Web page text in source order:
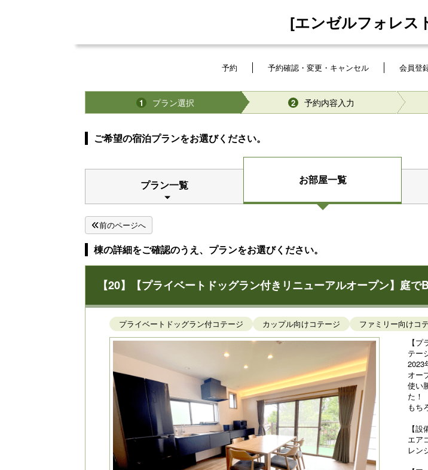
[エンゼルフォレス
予約 予約確認・変更・キャンセル 会員登
1 プラン選択 2 予約内容入力
ご希望の宿泊プランをお選びください。
プラン一覧 お部屋一覧
前のページへ
棟の詳細をご確認のうえ、プランをお選びください。
【20】【プライベートドッグラン付きリニューアルオープン】庭
プライベートドッグラン付コテージ カップル向けコテージ ファミリー向けコ
【
テー
2023
オー
使い
た！
もち
【設
エア
レン